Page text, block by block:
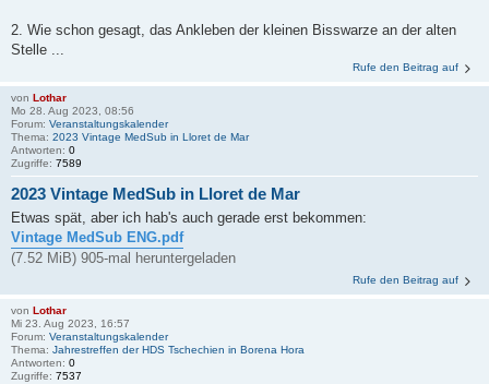
2. Wie schon gesagt, das Ankleben der kleinen Bisswarze an der alten
Stelle ...
Rufe den Beitrag auf
von Lothar
Mo 28. Aug 2023, 08:56
Forum: Veranstaltungskalender
Thema: 2023 Vintage MedSub in Lloret de Mar
Antworten: 0
Zugriffe: 7589
2023 Vintage MedSub in Lloret de Mar
Etwas spät, aber ich hab's auch gerade erst bekommen:
Vintage MedSub ENG.pdf
(7.52 MiB) 905-mal heruntergeladen
Rufe den Beitrag auf
von Lothar
Mi 23. Aug 2023, 16:57
Forum: Veranstaltungskalender
Thema: Jahrestreffen der HDS Tschechien in Borena Hora
Antworten: 0
Zugriffe: 7537